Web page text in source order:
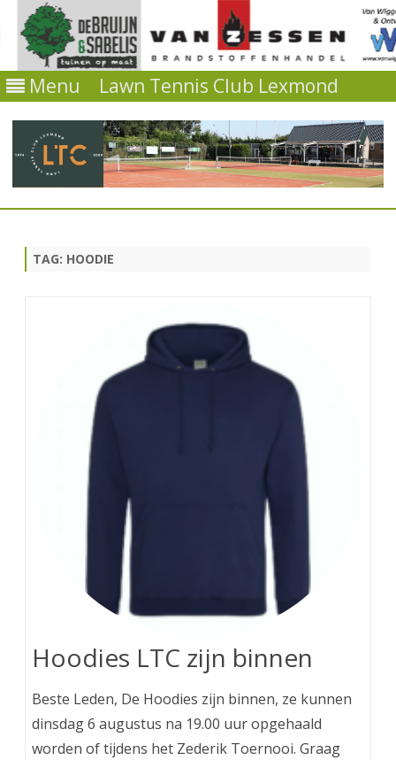
Menu Lawn Tennis Club Lexmond
TAG: HOODIE
Hoodies LTC zijn binnen
Beste Leden, De Hoodies zijn binnen, ze kunnen
dinsdag 6 augustus na 19.00 uur opgehaald
worden of tijdens het Zederik Toernooi. Graag